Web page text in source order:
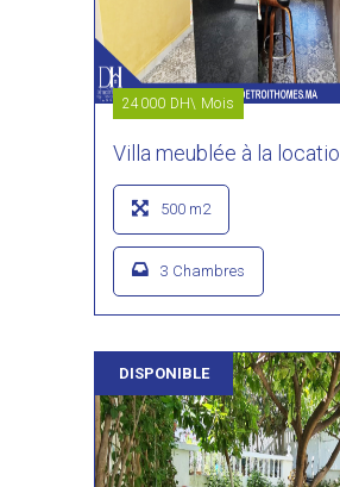
24000 DH\ Mois
Villa meublée à la locatio...
500 m2
3 Chambres
DISPONIBLE